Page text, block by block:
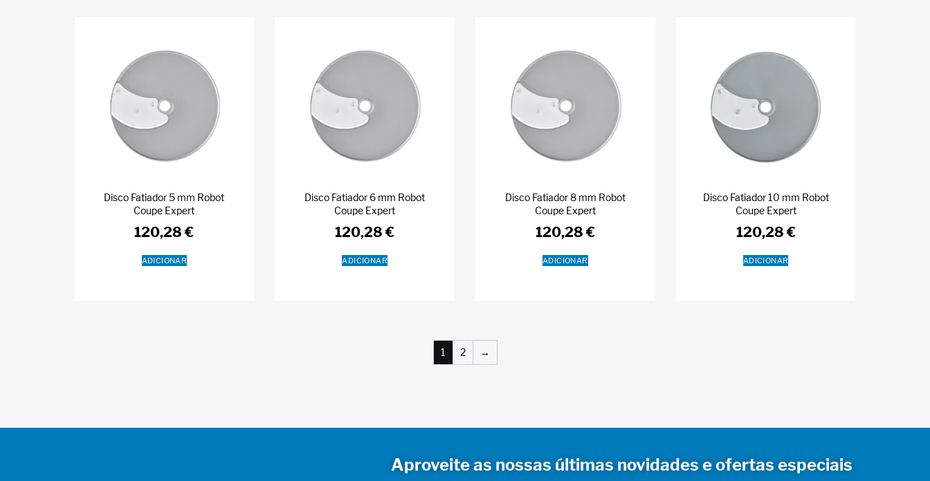
Disco Fatiador 5 mm Robot
Coupe Expert
120,28€
ADICIONAR
Disco Fatiador 6 mm Robot
Coupe Expert
120,28€
ADICIONAR
Disco Fatiador 8 mm Robot
Coupe Expert
120,28 €
ADICIONAR
Disco Fatiador 10 mm Robot
Coupe Expert
120,28 €
ADICIONAR
1 2 →
Aproveite as nossas últimas novidades e ofertas especiais